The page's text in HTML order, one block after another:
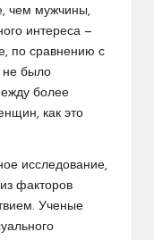
чем мужчины,
интереса —
по сравнению с
не было
более
как это
исследование,
факторов
Ученые